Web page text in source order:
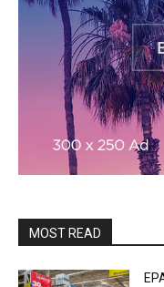
MOST READ